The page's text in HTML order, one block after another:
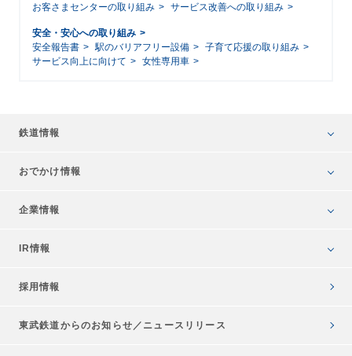
お客さまセンターの取り組み
サービス改善への取り組み
安全・安心への取り組み
安全報告書
駅のバリアフリー設備
子育て応援の取り組み
サービス向上に向けて
女性専用車
鉄道情報
おでかけ情報
企業情報
IR情報
採用情報
東武鉄道からのお知らせ／ ニュースリリース